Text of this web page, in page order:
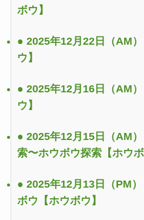
ボウ】
● 2025年12月22日（AM
ウ】
● 2025年12月16日（AM
ウ】
● 2025年12月15日（AM
索〜ホウボウ探索【ホウボ
● 2025年12月13日（PM
ボウ 【ホウボウ】